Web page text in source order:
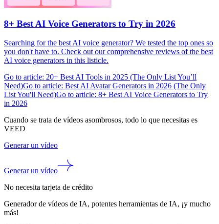
8+ Best AI Voice Generators to Try in 2026
Searching for the best AI voice generator? We tested the top ones so
you don't have to. Check out our comprehensive reviews of the best
AI voice generators in this listicle.
Go to article: 20+ Best AI Tools in 2025 (The Only List You’ll
Need)Go to article: Best AI Avatar Generators in 2026 (The Only
List You'll Need)Go to article: 8+ Best AI Voice Generators to Try
in 2026
Cuando se trata de vídeos asombrosos, todo lo que necesitas es
VEED
Generar un vídeo
Generar un vídeo
No necesita tarjeta de crédito
Generador de vídeos de IA, potentes herramientas de IA, ¡y mucho
más!